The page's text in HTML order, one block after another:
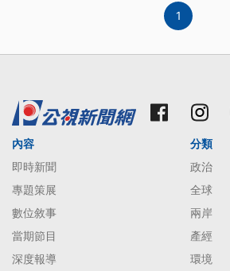
1
內容
即時新聞
專題策展
數位敘事
當期節目
深度報導
分類
政治
全球
兩岸
產經
環境